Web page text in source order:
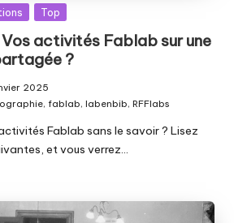
Top
activités Fablab sur une
?
2025
, fablab, labenbib, RFFlabs
Fablab sans le savoir ? Lisez
et vous verrez…